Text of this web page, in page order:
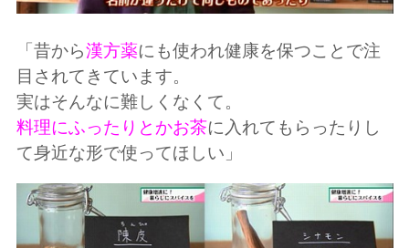
「昔から漢方薬にも使われ健康を保つことで注
目されてきています。
実はそんなに難しくなくて。
料理にふったりとかお茶に入れてもらったりし
て身近な形で使ってほしい」